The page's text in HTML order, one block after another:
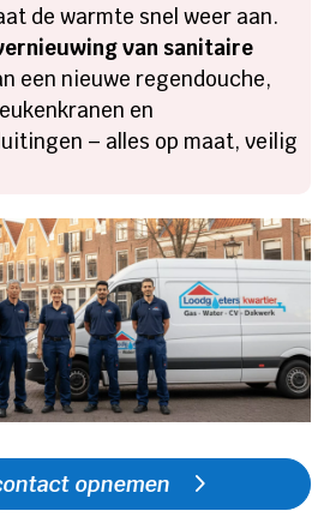
de warmte snel weer aan.
van sanitaire
een nieuwe regendouche,
en
– alles op maat, veilig
opnemen